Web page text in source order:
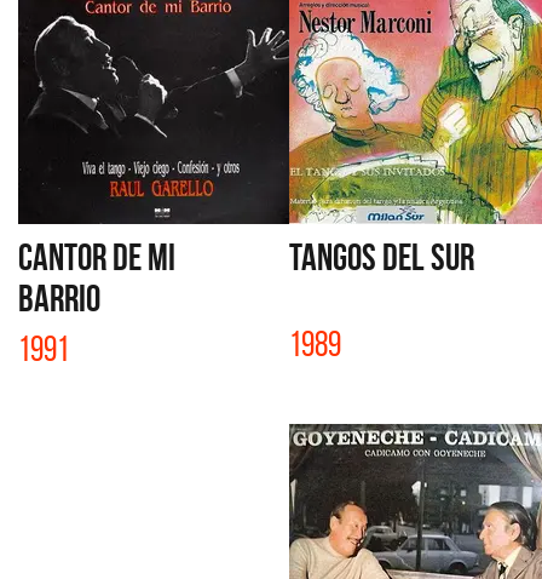
CANTOR DE MI
BARRIO
1991
TANGOS DEL SUR
1989